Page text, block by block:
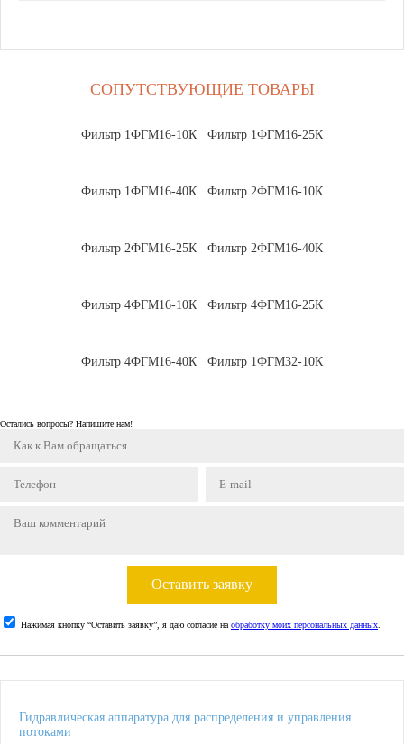
СОПУТСТВУЮЩИЕ ТОВАРЫ
Фильтр 1ФГМ16-10К Фильтр 1ФГМ16-25К
Фильтр 1ФГМ16-40К Фильтр 2ФГМ16-10К
Фильтр 2ФГМ16-25К Фильтр 2ФГМ16-40К
Фильтр 4ФГМ16-10К Фильтр 4ФГМ16-25К
Фильтр 4ФГМ16-40К Фильтр 1ФГМ32-10К
Остались вопросы? Напишите нам!
Оставить заявку
Нажимая кнопку “Оставить заявку”, я даю согласие на обработку моих персональных данных
Гидравлическая аппаратура для распределения и управления
потоками